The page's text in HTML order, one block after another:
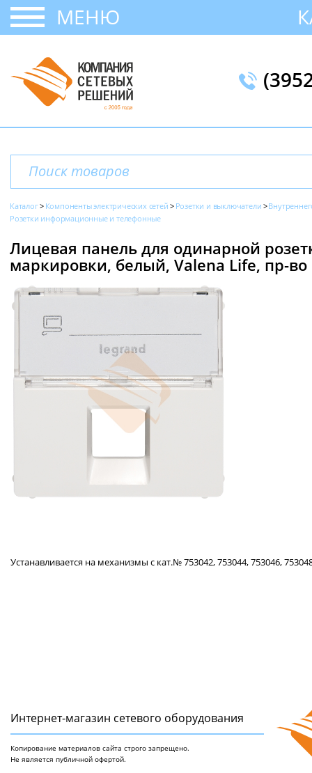
МЕНЮ
Каталог Компоненты электрических сетей Розетки и выключатели
Розетки информационные и телефонные
Лицевая панель для одинарной
маркировки, белый, Valena Life, пр-во
Устанавливается на механизмы с кат.№ 753042, 753044, 753046,
Интернет-магазин сетeвого оборудования
Копирование материалов сайта строго запрещено.
Не является публичной офертой.